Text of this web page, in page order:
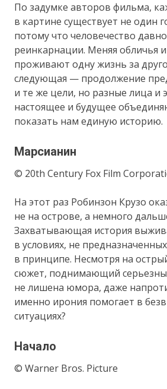
По задумке авторов фильма,
в картине существует не один
потому что человечество
реинкарнации. Меняя обличья
проживают одну жизнь за
следующая — продолжение
и те же цели, но разные лица и
настоящее и будущее
показать нам единую историю.
Марсианин
© 20th Century Fox Film
На этот раз Робинзон Крузо
не на острове, а немного
Захватывающая история
в условиях, не
в принципе. Несмотря на
сюжет, поднимающий
не лишена юмора, даже
именно ирония помогает в
ситуациях?
Начало
© Warner Bros. Picture